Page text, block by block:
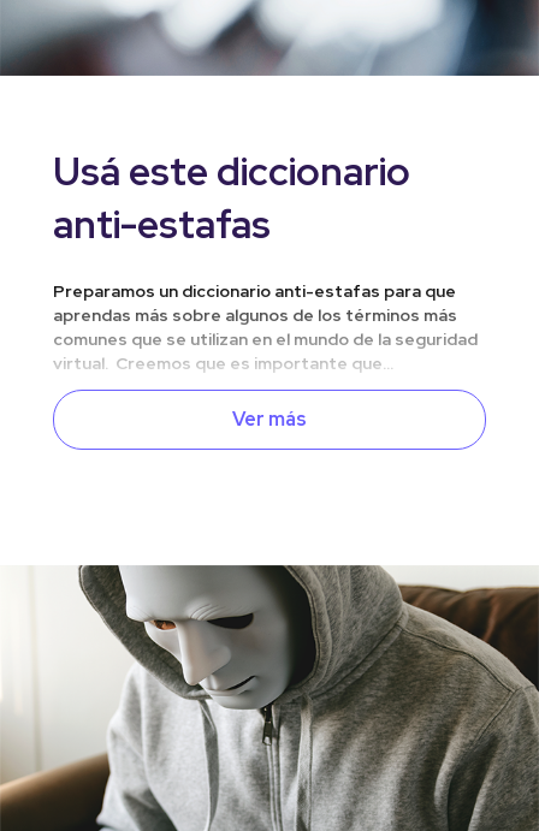
Usá este diccionario
anti-estafas
Preparamos un diccionario anti-estafas para que
aprendas más sobre algunos de los términos más
comunes que se utilizan en el mundo de la seguridad
virtual. Creemos que es importante que...
Ver más